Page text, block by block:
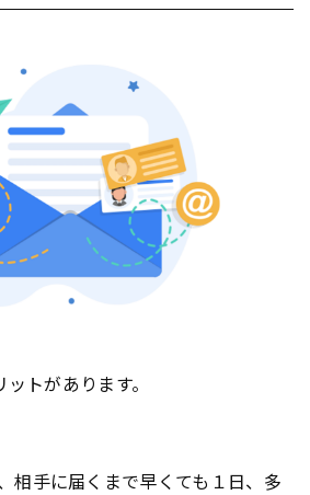
トがあります。
相手に届くまで早くても１日、多